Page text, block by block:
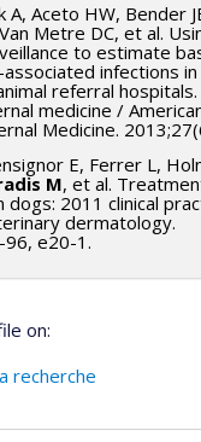
A, Aceto HW, Bender
Metre DC, et al.
to estimate
infections in
referral hospitals.
medicine /
Medicine.
E, Ferrer L,
M, et al.
dogs: 2011 clinical
dermatology.
96, e20-1.
on:
recherche